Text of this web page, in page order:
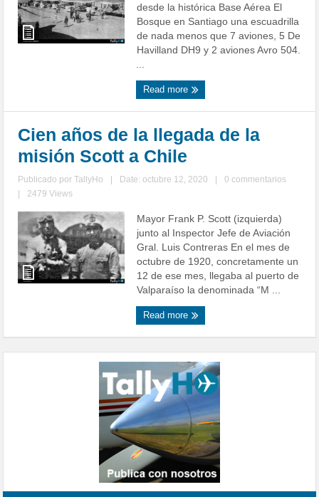
desde la histórica Base Aérea El
Bosque en Santiago una escuadrilla
de nada menos que 7 aviones, 5 De
Havilland DH9 y 2 aviones Avro 504.
...
Read more
Cien años de la llegada de la
misión Scott a Chile
Publicado porTallyHo Date: octubre 12, 2020
0 commentarios
2479 Views
Mayor Frank P. Scott (izquierda)
junto al Inspector Jefe de Aviación
Gral. Luis Contreras En el mes de
octubre de 1920, concretamente un
12 de ese mes, llegaba al puerto de
Valparaíso la denominada “M ...
Read more